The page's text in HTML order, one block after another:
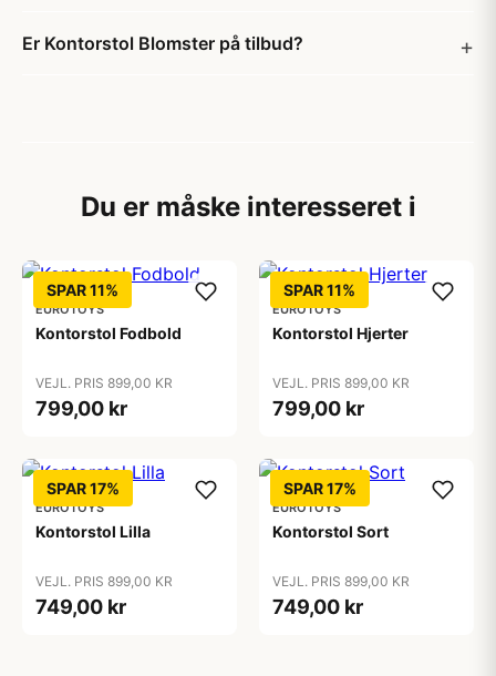
Er Kontorstol Blomster på tilbud?
Du er måske interesseret i
SPAR 11%
EUROTOYS
Kontorstol Fodbold
VEJL. PRIS 899,00 KR
799,00 kr
SPAR 11%
EUROTOYS
Kontorstol Hjerter
VEJL. PRIS 899,00 KR
799,00 kr
SPAR 17%
EUROTOYS
Kontorstol Lilla
VEJL. PRIS 899,00 KR
749,00 kr
SPAR 17%
EUROTOYS
Kontorstol Sort
VEJL. PRIS 899,00 KR
749,00 kr